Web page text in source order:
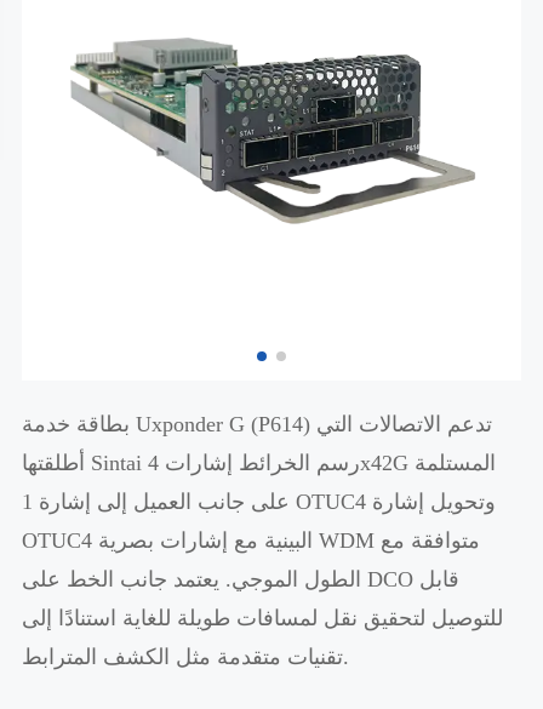
بطاقة خدمة Uxponder G (P614) تدعم الاتصالات التي
أطلقتها Sintai رسم الخرائط إشارات 4x42G المستلمة
على جانب العميل إلى إشارة 1 OTUC4 وتحويل إشارة
OTUC4 البينية مع إشارات بصرية WDM متوافقة مع
الطول الموجي. يعتمد جانب الخط على DCO قابل
للتوصيل لتحقيق نقل لمسافات طويلة للغاية استنادًا إلى
تقنيات متقدمة مثل الكشف المترابط.